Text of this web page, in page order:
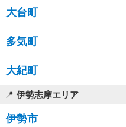
大台町
多気町
大紀町
伊勢志摩エリア
伊勢市